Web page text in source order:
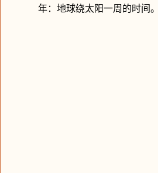
年：地球绕太阳一周的时间。